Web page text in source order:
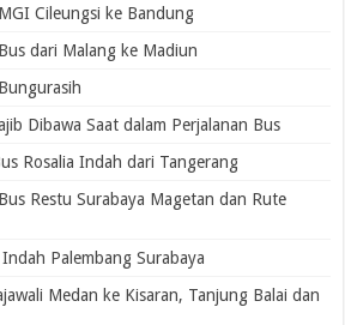
Cileungsi ke Bandung
dari Malang ke Madiun
Dibawa Saat dalam Perjalanan Bus
Rosalia Indah dari Tangerang
Restu Surabaya Magetan dan Rute
Palembang Surabaya
Medan ke Kisaran, Tanjung Balai dan